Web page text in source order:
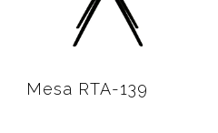
Mesa RTA-139